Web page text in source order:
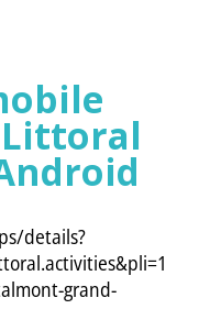
Littoral
details?
grand-